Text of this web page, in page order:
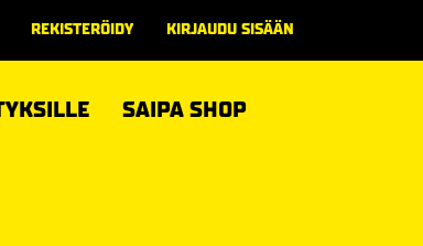
REKISTERÖIDY KIRJAUDU SISÄÄN
SAIPA SHOP